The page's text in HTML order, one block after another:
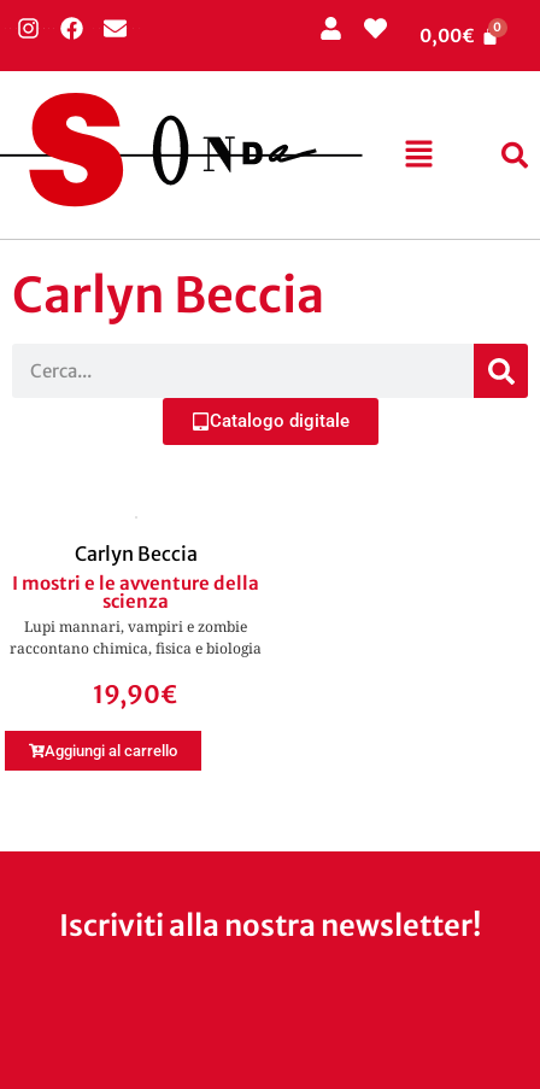
0,00€
Carlyn Beccia
Catalogo digitale
Carlyn Beccia
I mostri e le avventure della
scienza
Lupi mannari, vampiri e zombie
raccontano chimica, fisica e biologia
19,90€
Aggiungi al carrello
Iscriviti alla nostra newsletter!